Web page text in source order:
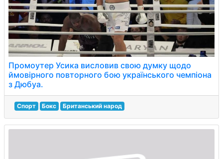
Промоутер Усика висловив свою думку щодо
ймовірного повторного бою українського чемпіона
з Дюбуа.
Спорт Бокс Британський народ